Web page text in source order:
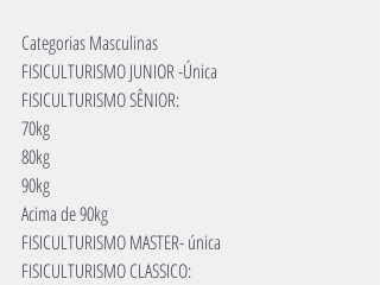
Categorias Masculinas
FISICULTURISMO JUNIOR -Única
FISICULTURISMO SÊNIOR:
70kg
80kg
90kg
Acima de 90kg
FISICULTURISMO MASTER- única
FISICULTURISMO CLASSICO: